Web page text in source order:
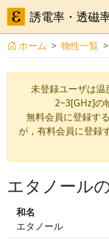
誘電率・透磁
ホーム 物性一覧
未登録ユーザは
2~3[GHz]の
無料会員に登録す
が，有料会員に登録
エタノール
和名
エタノール